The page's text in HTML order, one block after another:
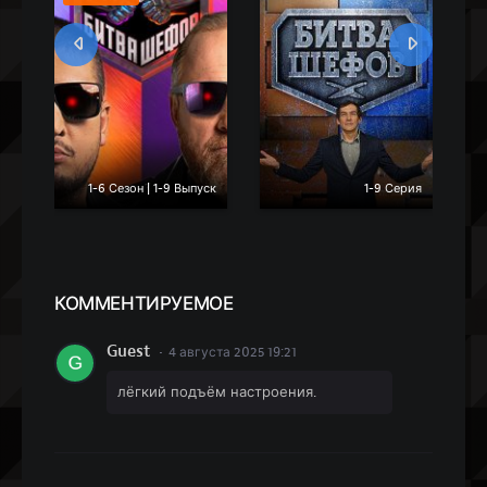
1-6 Сезон | 1-9 Выпуск 1-9 Серия
КОММЕНТИРУЕМОЕ
Guest 4 августа 2025 19:21
лёгкий подъём настроения.